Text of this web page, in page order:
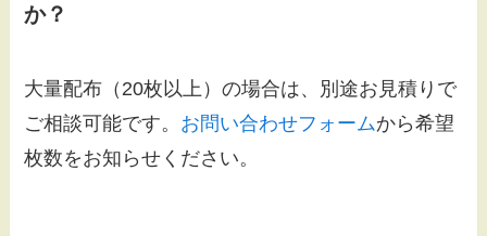
か？
大量配布（20枚以上）の場合は、別途お見積りで
ご相談可能です。 お問い合わせフォームから希望
枚数をお知らせください。